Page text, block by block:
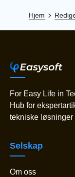
Hjem
For Easy Life in
Hub for
tekniske løsninger
Selskap
Om oss